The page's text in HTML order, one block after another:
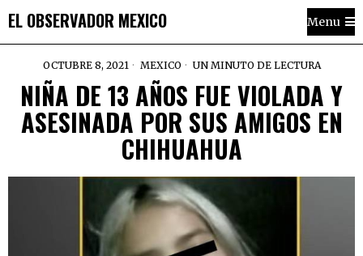
EL OBSERVADOR MEXICO Menu
OCTUBRE 8, 2021 MEXICO UN MINUTO DE LECTURA
NIÑA DE 13 AÑOS FUE VIOLADA Y
ASESINADA POR SUS AMIGOS EN
CHIHUAHUA